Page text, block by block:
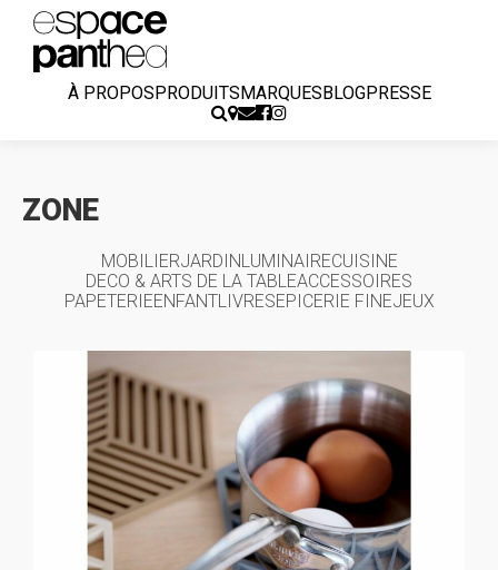
À PROPOSPRODUITSMARQUESBLOGPRESSE
ZONE
MOBILIERJARDINLUMINAIRECUISINE
DECO & ARTS DE LA TABLEACCESSOIRES
PAPETERIEENFANTLIVRESEPICERIE FINEJEUX